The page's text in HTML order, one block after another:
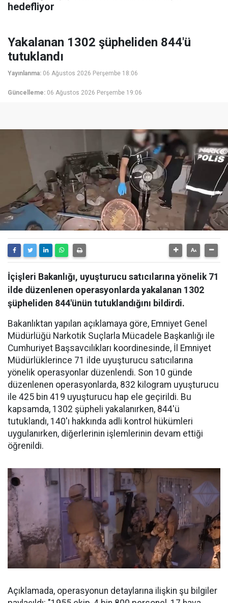
hedefliyor
Yakalanan 1302 şüpheliden 844'ü
tutuklandı
Yayınlanma: 06 Ağustos 2026 Perşembe 18:06
Güncelleme: 06 Ağustos 2026 Perşembe 19:06
İçişleri Bakanlığı, uyuşturucu satıcılarına yönelik 71
ilde düzenlenen operasyonlarda yakalanan 1302
şüpheliden 844'ünün tutuklandığını bildirdi.
Bakanlıktan yapılan açıklamaya göre, Emniyet Genel
Müdürlüğü Narkotik Suçlarla Mücadele Başkanlığı ile
Cumhuriyet Başsavcılıkları koordinesinde, İl Emniyet
Müdürlüklerince 71 ilde uyuşturucu satıcılarına
yönelik operasyonlar düzenlendi. Son 10 günde
düzenlenen operasyonlarda, 832 kilogram uyuşturucu
ile 425 bin 419 uyuşturucu hap ele geçirildi. Bu
kapsamda, 1302 şüpheli yakalanırken, 844'ü
tutuklandı, 140'ı hakkında adli kontrol hükümleri
uygulanırken, diğerlerinin işlemlerinin devam ettiği
öğrenildi.
Açıklamada, operasyonun detaylarına ilişkin şu bilgiler